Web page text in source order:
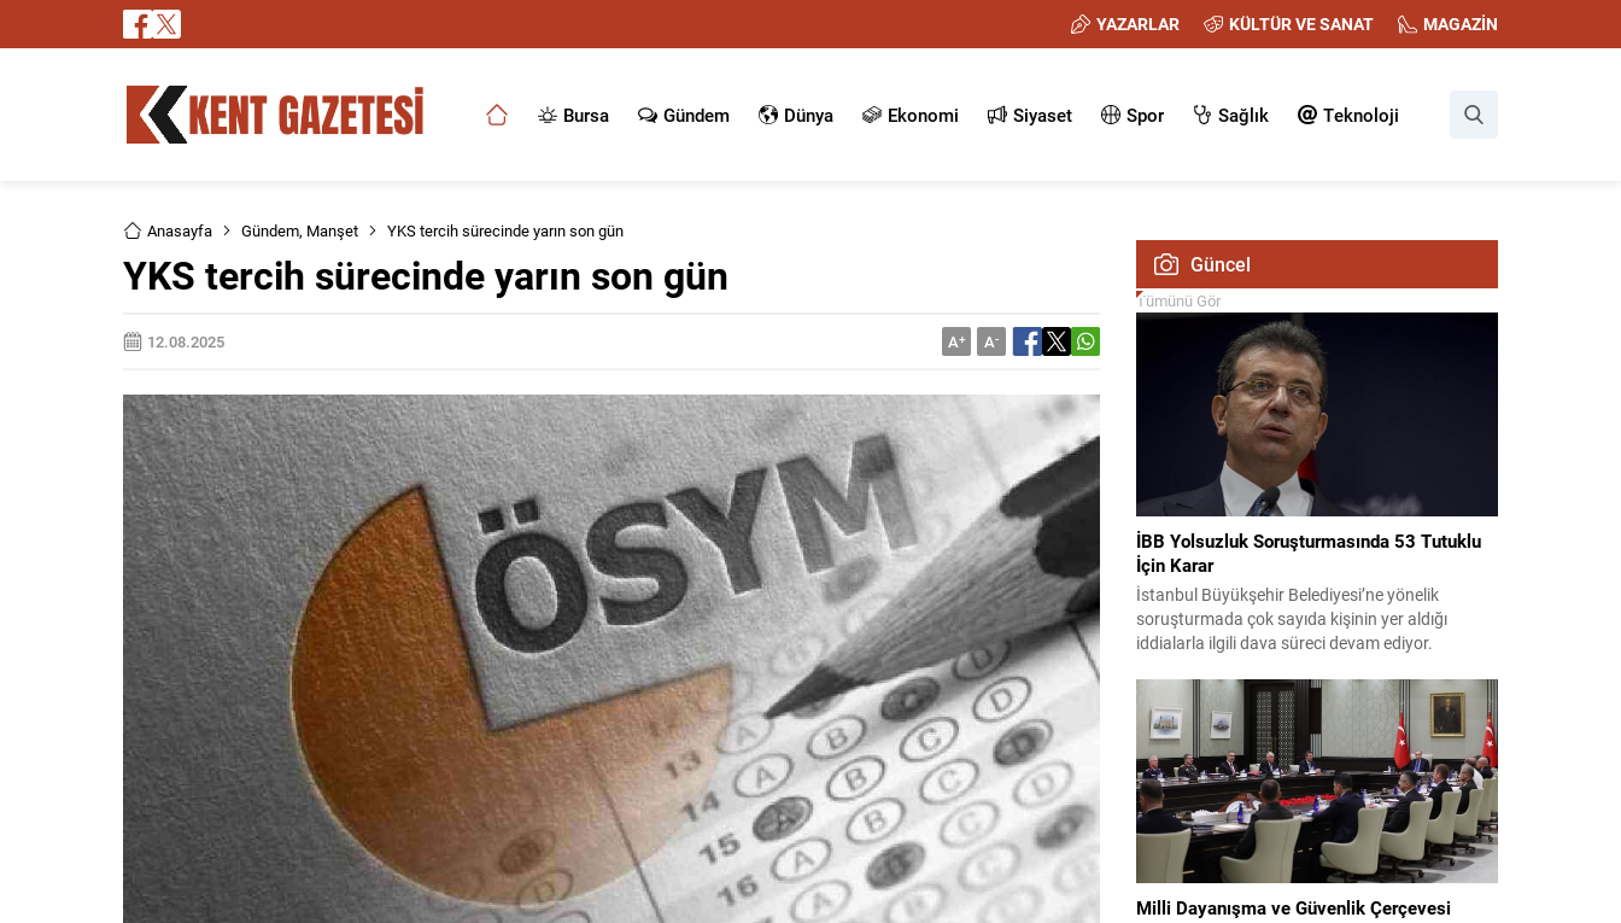
YAZARLAR KÜLTÜR VE SANAT MAGAZİN
Bursa Gündem Dünya Ekonomi Siyaset Spor Sağlık Teknoloji
Anasayfa Gündem, Manşet YKS tercih sürecinde yarın son gün
YKS tercih sürecinde yarın son gün
12.08.2025 A+ A-
Güncel
Tümünü Gör
İBB Yolsuzluk Soruşturmasında 53 Tutuklu
İçin Karar
İstanbul Büyükşehir Belediyesi’ne yönelik
soruşturmada çok sayıda kişinin yer aldığı
iddialarla ilgili dava süreci devam ediyor.
sanıkların tutukluluk hallerini ayrı ayrı
değerlendirdi. İnceleme sonucunda, aralarında
Ekrem İmamoğlu’nun da bulunduğu 53 tutuklu
hakkında tutukluluk hallerinin sürdürülmesine
karar verildi. İddialar ve değerlendirilen talepler
Soruşturma kapsamında sanıklara yöneltilen...
Milli Dayanışma ve Güvenlik Çerçevesi